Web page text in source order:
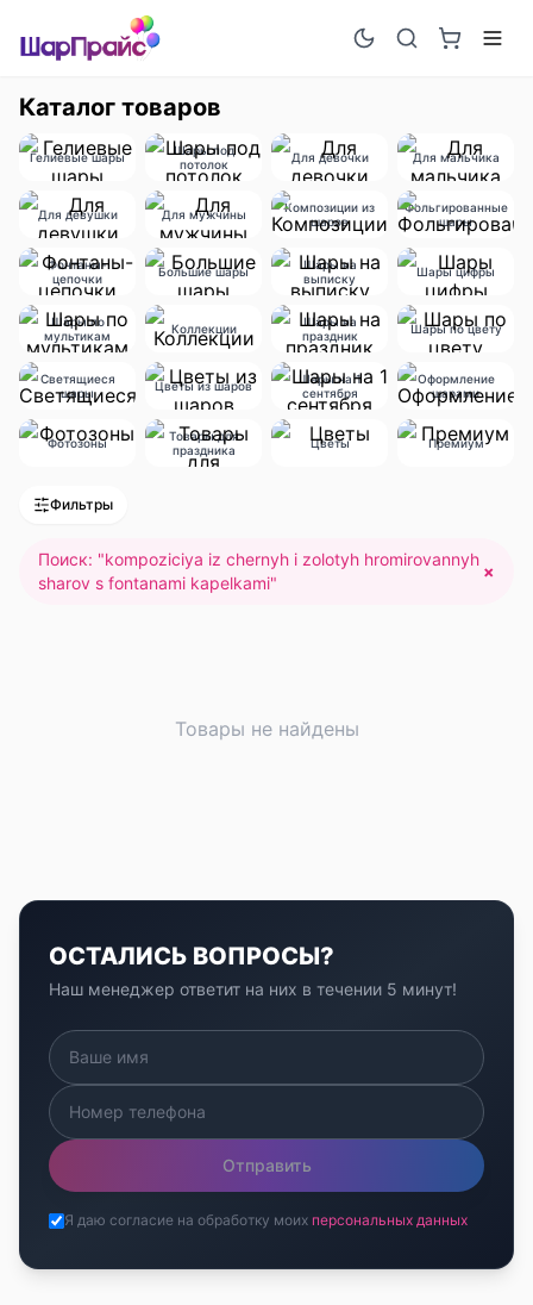
Каталог товаров
Гелиевые шары
Шары под
потолок
Для девочки Для мальчика
Для девушки Для мужчины
Композиции из
шаров
Фольгированные
шары
Фонтаны-
цепочки
Большие шары
Шары на
выписку
Шары цифры
Шары по
мультикам
Коллекции
Шары на
праздник
Шары по цвету
Светящиеся
шары
Цветы из шаров
Шары на 1
сентября
Оформление
шарами
Фотозоны
Товары для
праздника
Цветы Премиум
Фильтры
Поиск: "kompoziciya iz chernyh i zolotyh hromirovannyh
sharov s fontanami kapelkami"
×
Товары не найдены
ОСТАЛИСЬ ВОПРОСЫ?
Наш менеджер ответит на них в течении 5 минут!
Отправить
Я даю согласие на обработку моих персональных данных